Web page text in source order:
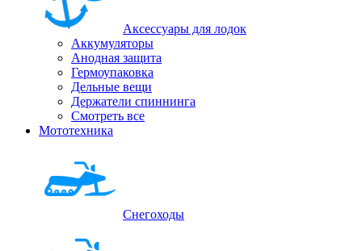
Аксессуары для лодок
Аккумуляторы
Анодная защита
Гермоупаковка
Дельные вещи
Держатели спиннинга
Смотреть все
Мототехника
Снегоходы